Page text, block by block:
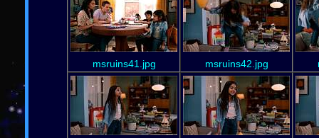
msruins41.jpg msruins42.jpg